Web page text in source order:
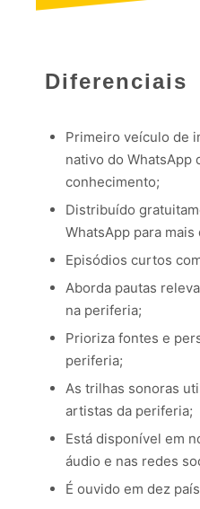
Diferenciais
Primeiro veículo de
nativo do WhatsApp
conhecimento;
Distribuído
WhatsApp para
Episódios curtos
Aborda pautas
na periferia;
Prioriza fontes e
periferia;
As trilhas sonoras
artistas da periferia;
Está disponível em
áudio e nas redes
É ouvido em dez